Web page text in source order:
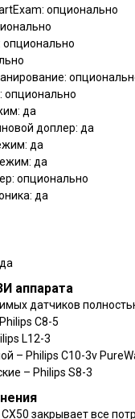
опционально
опционально
опционально
да
доплер: да
да
да
опционально
да
аппарата
датчиков
C8-5
L12-3
– Philips С10-3v
– Philips S8-3
закрывает все